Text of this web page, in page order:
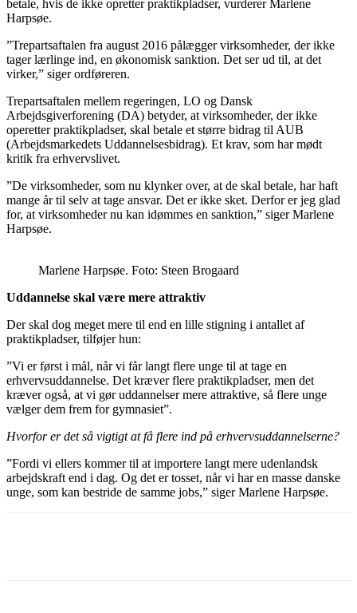
betale, hvis de ikke opretter praktikpladser, vurderer Marlene
Harpsøe.
”Trepartsaftalen fra august 2016 pålægger virksomheder, der ikke
tager lærlinge ind, en økonomisk sanktion. Det ser ud til, at det
virker,” siger ordføreren.
Trepartsaftalen mellem regeringen, LO og Dansk
Arbejdsgiverforening (DA) betyder, at virksomheder, der ikke
operetter praktikpladser, skal betale et større bidrag til AUB
(Arbejdsmarkedets Uddannelsesbidrag). Et krav, som har mødt
kritik fra erhvervslivet.
”De virksomheder, som nu klynker over, at de skal betale, har haft
mange år til selv at tage ansvar. Det er ikke sket. Derfor er jeg glad
for, at virksomheder nu kan idømmes en sanktion,” siger Marlene
Harpsøe.
Marlene Harpsøe. Foto: Steen Brogaard
Uddannelse skal være mere attraktiv
Der skal dog meget mere til end en lille stigning i antallet af
praktikpladser, tilføjer hun:
”Vi er først i mål, når vi får langt flere unge til at tage en
erhvervsuddannelse. Det kræver flere praktikpladser, men det
kræver også, at vi gør uddannelser mere attraktive, så flere unge
vælger dem frem for gymnasiet”.
Hvorfor er det så vigtigt at få flere ind på erhvervsuddannelserne?
”Fordi vi ellers kommer til at importere langt mere udenlandsk
arbejdskraft end i dag. Og det er tosset, når vi har en masse danske
unge, som kan bestride de samme jobs,” siger Marlene Harpsøe.